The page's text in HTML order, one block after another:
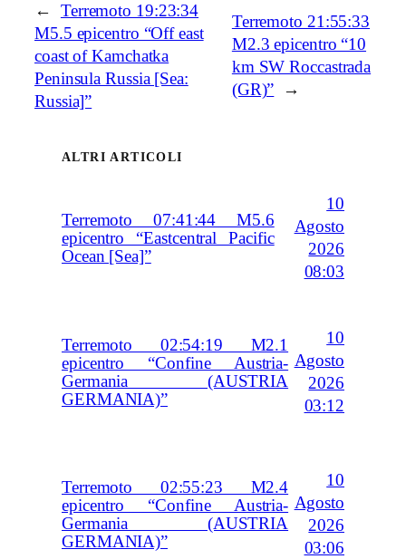
←
Terremoto 19:23:34
M5.5 epicentro “Off east
coast of Kamchatka
Peninsula Russia [Sea:
Russia]”
Terremoto 21:55:33
M2.3 epicentro “10
km SW Roccastrada
(GR)”
→
ALTRI ARTICOLI
Terremoto 07:41:44 M5.6
epicentro “Eastcentral Pacific
Ocean [Sea]”
10
Agosto
2026
08:03
Terremoto 02:54:19 M2.1
epicentro “Confine Austria-
Germania (AUSTRIA
GERMANIA)”
10
Agosto
2026
03:12
Terremoto 02:55:23 M2.4
epicentro “Confine Austria-
Germania (AUSTRIA
GERMANIA)”
10
Agosto
2026
03:06